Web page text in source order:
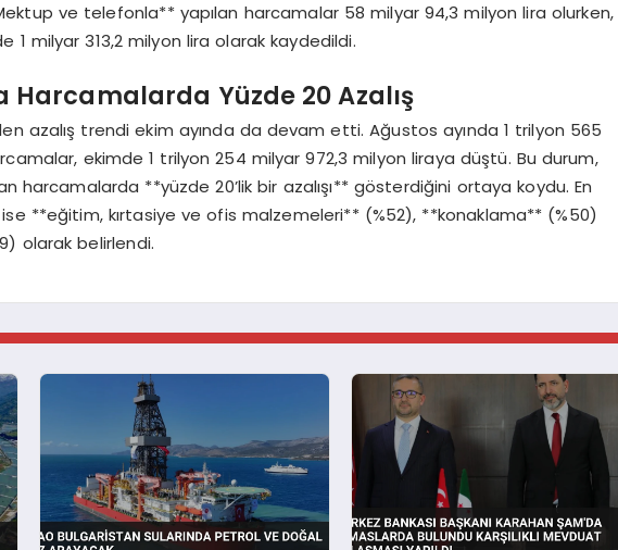
ve telefonla** yapılan harcamalar 58 milyar 94,3 milyon lira olurken,
1 milyar 313,2 milyon lira olarak kaydedildi.
Harcamalarda Yüzde 20 Azalış
azalış trendi ekim ayında da devam etti. Ağustos ayında 1 trilyon 565
ekimde 1 trilyon 254 milyar 972,3 milyon liraya düştü. Bu durum,
harcamalarda **yüzde 20’lik bir azalışı** gösterdiğini ortaya koydu. En
**eğitim, kırtasiye ve ofis malzemeleri** (%52), **konaklama** (%50)
olarak belirlendi.